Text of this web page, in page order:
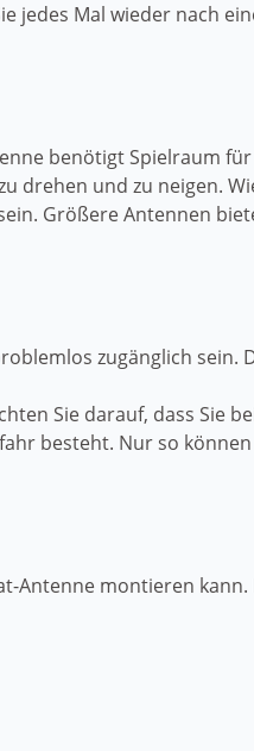
jedes Mal wieder nach
benötigt Spielraum
drehen und zu neigen.
Größere Antennen
zugänglich
Sie darauf, dass Sie
besteht. Nur so
Antenne montieren